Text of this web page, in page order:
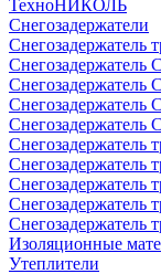
ТехноНИКОЛЬ
Снегозадержатели
Снегозадержатель
Снегозадержатель
Снегозадержатель
Снегозадержатель
Снегозадержатель
Снегозадержатель
Снегозадержатель
Снегозадержатель
Снегозадержатель
Снегозадержатель
Изоляционные
Утеплители